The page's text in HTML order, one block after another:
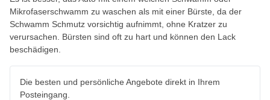
Mikrofaserschwamm zu waschen als mit einer Bürste, da der
Schwamm Schmutz vorsichtig aufnimmt, ohne Kratzer zu
verursachen. Bürsten sind oft zu hart und können den Lack
beschädigen.
Die besten und persönliche Angebote direkt in Ihrem
Posteingang.